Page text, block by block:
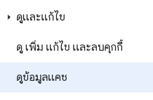
ดูและแก้ไข
ดู เพิ่ม แก้ไข และลบคุกกี้
ดูข้อมูลแคช